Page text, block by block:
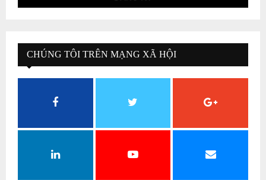
CHÚNG TÔI TRÊN MẠNG XÃ HỘI